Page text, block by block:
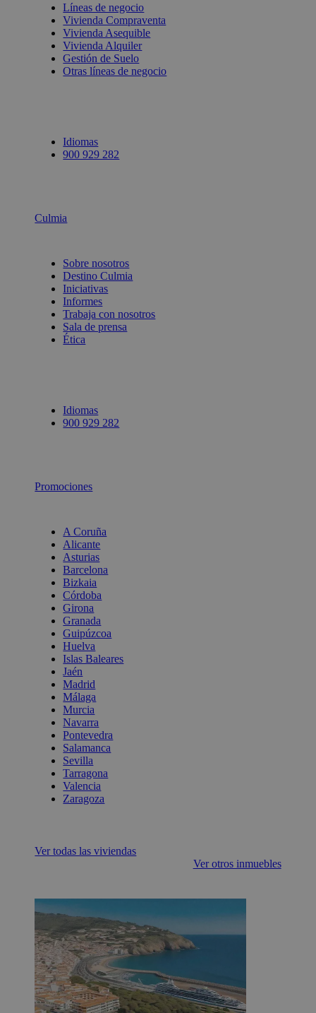
Líneas de negocio
Vivienda Compraventa
Vivienda Asequible
Vivienda Alquiler
Gestión de Suelo
Otras líneas de negocio
Idiomas
900 929 282
Culmia
Sobre nosotros
Destino Culmia
Iniciativas
Informes
Trabaja con nosotros
Sala de prensa
Ética
Idiomas
900 929 282
Promociones
A Coruña
Alicante
Asturias
Barcelona
Bizkaia
Córdoba
Girona
Granada
Guipúzcoa
Huelva
Islas Baleares
Jaén
Madrid
Málaga
Murcia
Navarra
Pontevedra
Salamanca
Sevilla
Tarragona
Valencia
Zaragoza
Ver todas las viviendas
Ver otros inmuebles